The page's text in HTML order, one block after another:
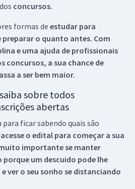
concursos.
formas de estudar para
preparar o quanto antes. Com
e uma ajuda de profissionais
concursos, a sua chance de
a ser bem maior.
sobre todos
abertas
ficar sabendo quais são
o edital para começar a sua
importante se manter
um descuido pode lhe
ver o seu sonho se distanciando